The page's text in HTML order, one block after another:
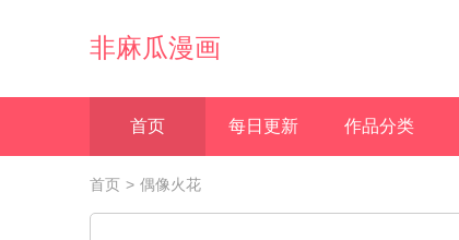
非麻瓜漫画
首页 每日更新 作品分类
首页 > 偶像火花